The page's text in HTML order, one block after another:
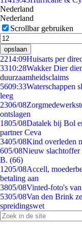
Nederland
Nederland
Scrollbar gebruiken
opslaan
2214:09Huisarts per
3310:28Wakker Dier
duurzaamheidsclaims
5609:33Waterschappen
leeg
2306/08
ontslagen
1805/08Datalek bij Bol
partner Ceva
3405/08Kind overleden
605/08Nieuw slachtoffer
B. (66)
1205/08Accell,
betaling aan
3805/08Vinted-foto's
5305/08Van den Brink
spreidingswet